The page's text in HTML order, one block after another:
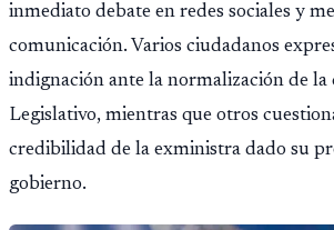
inmediato debate en redes sociales y
comunicación. Varios ciudadanos
indignación ante la normalización de
Legislativo, mientras que otros
credibilidad de la exministra dado su
gobierno.